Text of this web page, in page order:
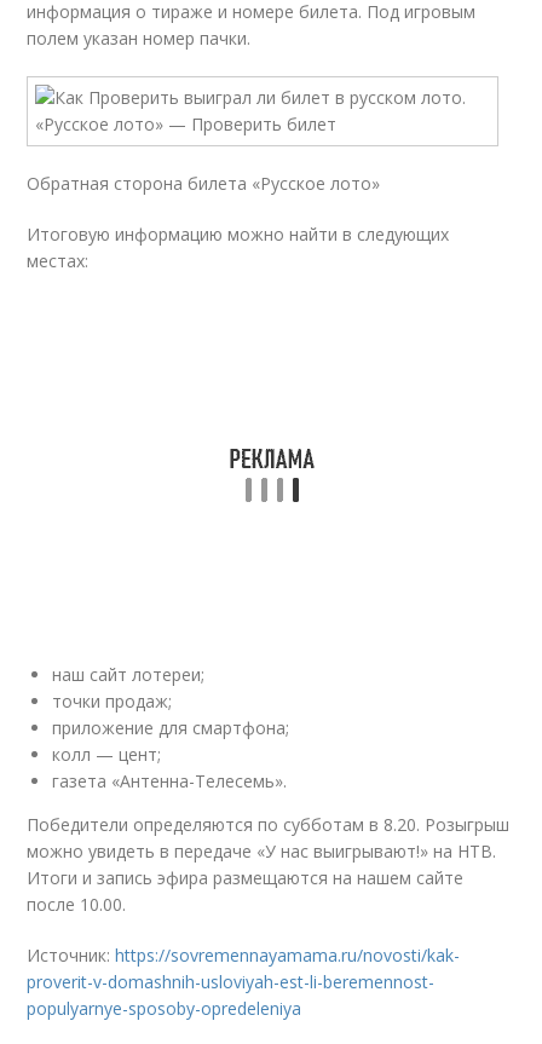
информация о тираже и номере билета. Под игровым
полем указан номер пачки.
Обратная сторона билета «Русское лото»
Итоговую информацию можно найти в следующих
местах:
наш сайт лотереи;
точки продаж;
приложение для смартфона;
колл — цент;
газета «Антенна-Телесемь».
Победители определяются по субботам в 8.20. Розыгрыш
можно увидеть в передаче «У нас выигрывают!» на НТВ.
Итоги и запись эфира размещаются на нашем сайте
после 10.00.
Источник:https://sovremennayamama.ru/novosti/kak-
proverit-v-domashnih-usloviyah-est-li-beremennost-
populyarnye-sposoby-opredeleniya